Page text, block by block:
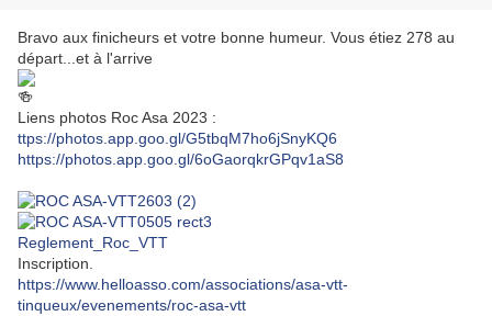
Bravo aux finicheurs et votre bonne humeur. Vous étiez 278 au
départ...et à l'arrive
Liens photos Roc Asa 2023 :
ttps://photos.app.goo.gl/G5tbqM7ho6jSnyKQ6
https://photos.app.goo.gl/6oGaorqkrGPqv1aS8
Reglement_Roc_VTT
Inscription.
https://www.helloasso.com/associations/asa-vtt-
tinqueux/evenements/roc-asa-vtt